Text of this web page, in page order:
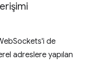
de
adreslere yapılan